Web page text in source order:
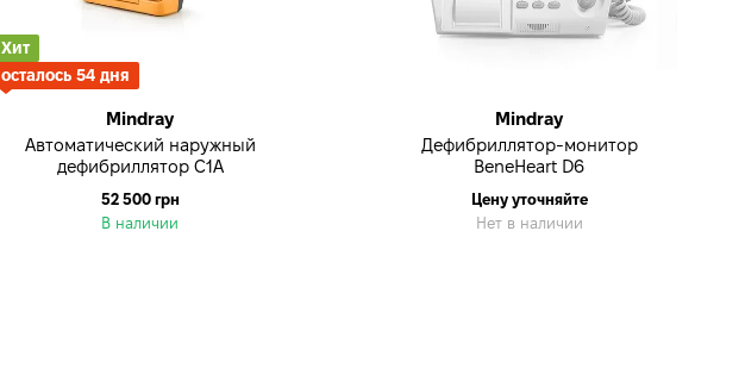
Хит
осталось 54 дня
Mindray
Автоматический наружный
дефибриллятор С1A
52 500 грн
В наличии
Mindray
Дефибриллятор-монитор
BeneHeart D6
Цену уточняйте
Нет в наличии